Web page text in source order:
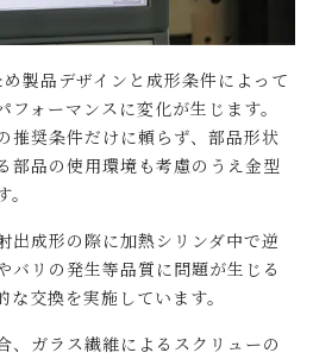
製品デザインと成形条件によって
ォーマンスに変化が生じます。
推奨条件だけに頼らず、部品形状
部品の使用環境も考慮のうえ金型
出成形の際に加熱シリンダ中で逆
バリの発生等品質に問題が生じる
交換を実施しています。
、ガラス繊維によるスクリューの